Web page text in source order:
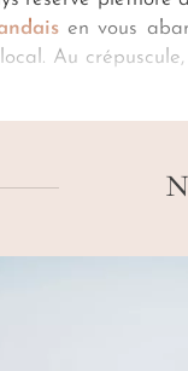
en vous
Au
Phrathat Doi